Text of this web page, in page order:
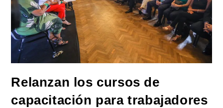
Relanzan los cursos de
capacitación para trabajadores